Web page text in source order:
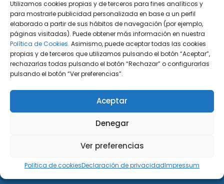
Utilizamos cookies propias y de terceros para fines analíticos y
para mostrarle publicidad personalizada en base a un perfil
elaborado a partir de sus hábitos de navegación (por ejemplo,
páginas visitadas). Puede obtener más información en nuestra
Política de Cookies. Asimismo, puede aceptar todas las cookies
propias y de terceros que utilizamos pulsando el botón “Aceptar”,
rechazarlas todas pulsando el botón “Rechazar” o configurarlas
pulsando el botón “Ver preferencias”.
Aceptar
Denegar
Ver preferencias
Política de cookiesDeclaración de privacidadImpressum
DiG ABOGADOS
DiG Abogados es un despacho de abogados
multidisciplinar especializado en las materias de
fiscalidad y mercantil. Llevamos más de 50 años al